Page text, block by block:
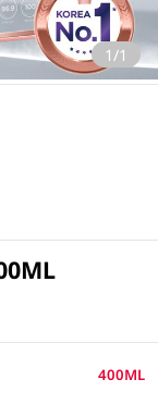
1/1
400ML